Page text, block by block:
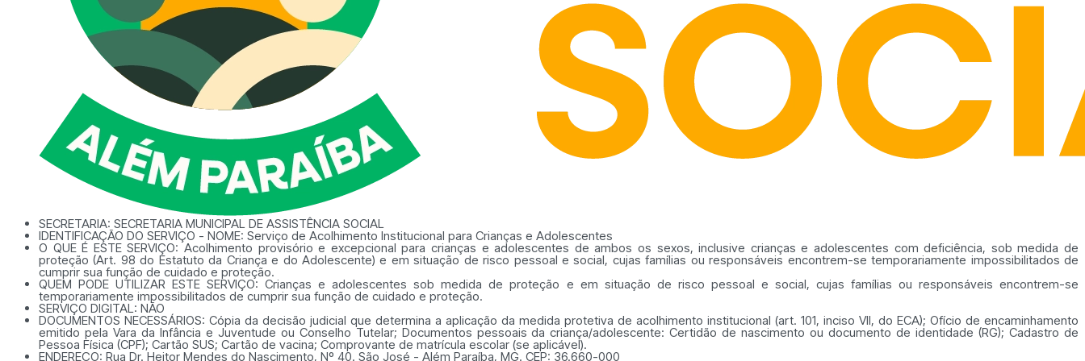
SECRETARIA: SECRETARIA MUNICIPAL DE ASSISTÊNCIA SOCIAL
IDENTIFICAÇÃO DO SERVIÇO - NOME: Serviço de Acolhimento Institucional para Crianças e Adolescentes
O QUE É ESTE SERVIÇO:Acolhimento provisório e excepcional para crianças e adolescentes de ambos os sexos, inclusive crianças e adolescentes com deficiência, sob medida de
proteção (Art. 98 do Estatuto da Criança e do Adolescente) e em situação de risco pessoal e social, cujas famílias ou responsáveis encontrem-se temporariamente impossibilitados de
cumprir sua função de cuidado e proteção.
QUEM PODE UTILIZAR ESTE SERVIÇO:Crianças e adolescentes sob medida de proteção e em situação de risco pessoal e social, cujas famílias ou responsáveis encontrem-se
temporariamente impossibilitados de cumprir sua função de cuidado e proteção.
SERVIÇO DIGITAL: NÃO
DOCUMENTOS NECESSÁRIOS: Cópia da decisão judicial que determina a aplicação da medida protetiva de acolhimento institucional (art. 101, inciso VII, do ECA); Ofício de encaminhamento
emitido pela Vara da Infância e Juventude ou Conselho Tutelar; Documentos pessoais da criança/adolescente: Certidão de nascimento ou documento de identidade (RG); Cadastro de
Pessoa Física (CPF); Cartão SUS; Cartão de vacina; Comprovante de matrícula escolar (se aplicável).
ENDEREÇO: Rua Dr. Heitor Mendes do Nascimento, Nº 40. São José - Além Paraíba, MG. CEP: 36.660-000